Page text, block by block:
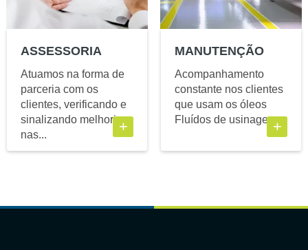
ASSESSORIA
Atuamos na forma de
parceria com os
clientes, verificando e
sinalizando melhorias
nas...
+
MANUTENÇÃO
Acompanhamento
constante nos clientes
que usam os óleos
Fluídos de usinagem...
+